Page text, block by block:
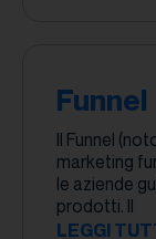
Funnel
Il Funnel
marketing
le aziende
prodotti. Il
LEGGI